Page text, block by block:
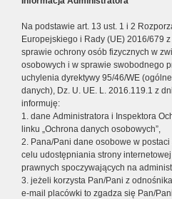
Na podstawie art. 13 ust. 1 i 2
Europejskiego i Rady (UE) 2016/679
sprawie ochrony osób fizycznych w
osobowych i w sprawie swobodnego
uchylenia dyrektywy 95/46/WE
danych), Dz. U. UE. L. 2016.119.1 z
informuję:
1. dane Administratora i Inspektora
linku „Ochrona danych osobowych”,
2. Pana/Pani dane osobowe w
celu udostępniania strony
prawnych spoczywających na
3. jeżeli korzysta Pan/Pani z
e-mail placówki to zgadza się Pan/